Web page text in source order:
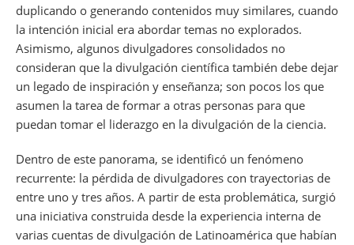
duplicando o generando contenidos muy similares, cuando
la intención inicial era abordar temas no explorados.
Asimismo, algunos divulgadores consolidados no
consideran que la divulgación científica también debe dejar
un legado de inspiración y enseñanza; son pocos los que
asumen la tarea de formar a otras personas para que
puedan tomar el liderazgo en la divulgación de la ciencia.
Dentro de este panorama, se identificó un fenómeno
recurrente: la pérdida de divulgadores con trayectorias de
entre uno y tres años. A partir de esta problemática, surgió
una iniciativa construida desde la experiencia interna de
varias cuentas de divulgación de Latinoamérica que habían